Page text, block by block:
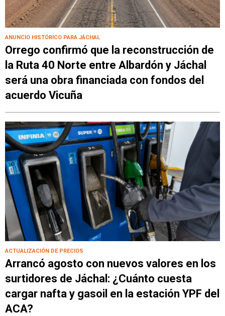
ANUNCIO HISTÓRICO PARA JÁCHAL
Orrego confirmó que la reconstrucción de
la Ruta 40 Norte entre Albardón y Jáchal
será una obra financiada con fondos del
acuerdo Vicuña
ACTUALIZACIÓN DE PRECIOS
Arrancó agosto con nuevos valores en los
surtidores de Jáchal: ¿Cuánto cuesta
cargar nafta y gasoil en la estación YPF del
ACA?